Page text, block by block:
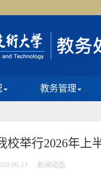
教务管理
校举行2026年上
新闻动态